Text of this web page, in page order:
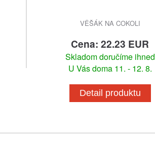
VĚŠÁK NA COKOLI
Cena: 22.23 EUR
Skladom doručíme ihneď
U Vás doma 11. - 12. 8.
Detail produktu